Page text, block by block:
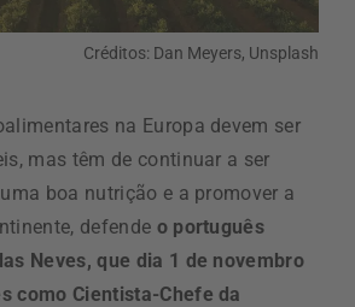
Créditos: Dan Meyers, Unsplash
na Europa devem ser
mas têm de continuar a ser
boa nutrição e a promover a
defende o português
Neves, que dia 1 de novembro
como Cientista-Chefe da